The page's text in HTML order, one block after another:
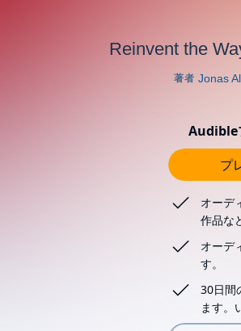
Reinvent the
Audible
プ
オーデ
作品な
オーデ
す。
30日間
ます。